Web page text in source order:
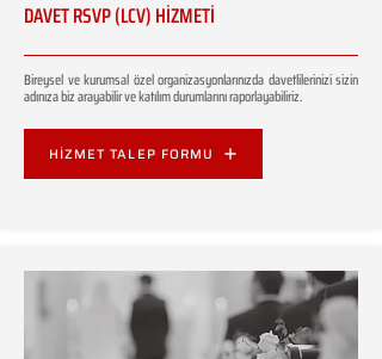
DAVET RSVP (LCV) HİZMETİ
Bireysel ve kurumsal özel organizasyonlarınızda davetlilerinizi sizin
adınıza biz arayabilir ve katılım durumlarını raporlayabiliriz.
HİZMET TALEP FORMU